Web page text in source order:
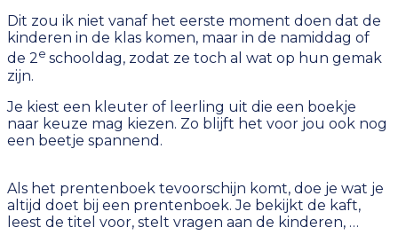
Dit zou ik niet vanaf het eerste moment doen dat de
kinderen in de klas komen, maar in de namiddag of
de 2e schooldag, zodat ze toch al wat op hun gemak
zijn.
Je kiest een kleuter of leerling uit die een boekje
naar keuze mag kiezen. Zo blijft het voor jou ook nog
een beetje spannend.
Als het prentenboek tevoorschijn komt, doe je wat je
altijd doet bij een prentenboek. Je bekijkt de kaft,
leest de titel voor, stelt vragen aan de kinderen, …